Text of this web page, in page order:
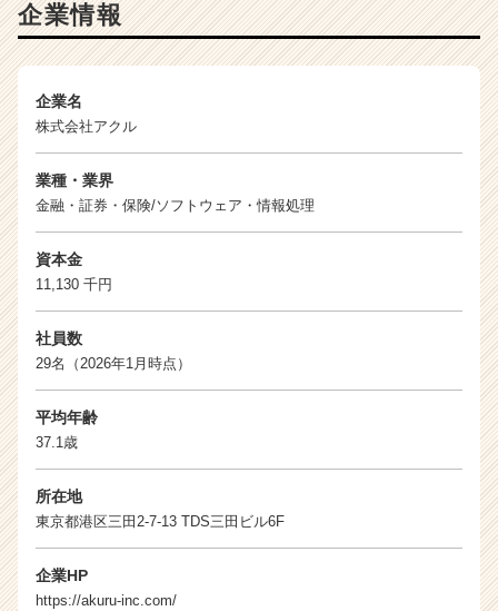
チ
企
か
届
く
チ
ア
企業情報
企業名
株式会社アクル
業種・業界
金融・証券・保険/ソフトウェア・情報処理
資本金
11,130 千円
社員数
29名（2026年1月時点）
平均年齢
37.1歳
所在地
東京都港区三田2-7-13 TDS三田ビル6F
企業HP
https://akuru-inc.com/